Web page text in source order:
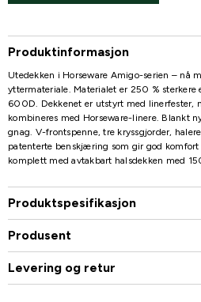
Produktinformasjon
Utedekken i Horseware Amigo-serien – nå
yttermateriale. Materialet er 250 % sterkere
600D. Dekkenet er utstyrt med linerfester,
kombineres med Horseware-linere. Blankt
gnag. V-frontspenne, tre kryssgjorder,
patenterte benskjæring som gir god komfort
komplett med avtakbart halsdekken med
Produktspesifikasjon
Produsent
Levering og retur